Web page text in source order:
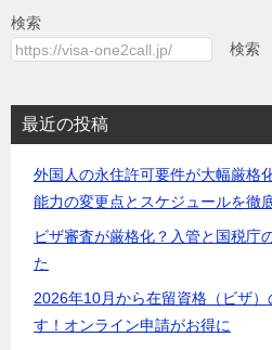
ビ
ゲ
シ
ョ
検索
検索
最近の投稿
外国人の永住許可要件が大幅厳格
能力の変更点とスケジュールを徹
ビザ審査が厳格化？入管と国税庁
た
2026年10月から在留資格（ビザ）
す！オンライン申請がお得に